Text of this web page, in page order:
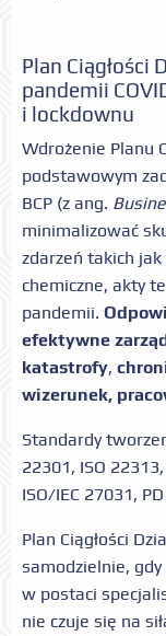
Plan Ciągłości
pandemii
i lockdownu
Wdrożenie Planu
podstawowym
BCP (z ang.
minimalizować
zdarzeń takich
chemiczne, akty
pandemii.
efektywne
katastrofy,
wizerunek,
Standardy
22301, ISO
ISO/IEC 27031,
Plan Ciągłości
samodzielnie,
w postaci
nie czuje się na